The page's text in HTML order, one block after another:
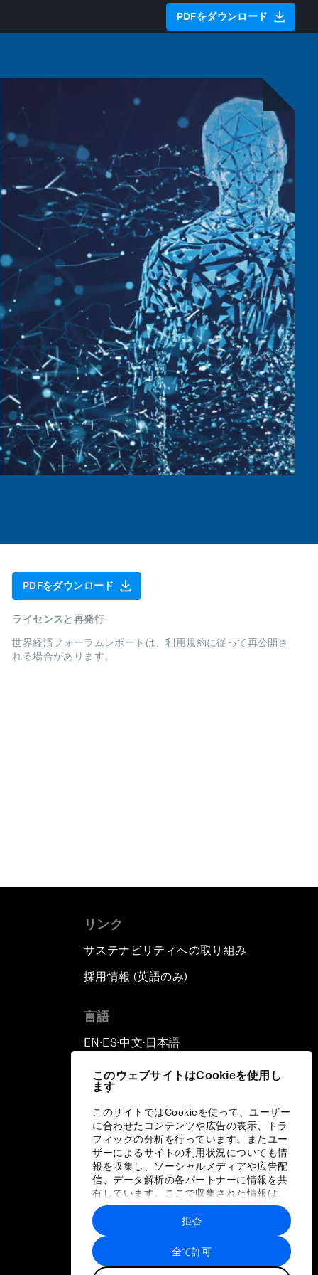
このウェブサイトはCookieを使用し
ます
このサイトではCookieを使って、ユーザー
に合わせたコンテンツや広告の表示、トラ
フィックの分析を行っています。またユー
ザーによるサイトの利用状況についても情
報を収集し、ソーシャルメディアや広告配
信、データ解析の各パートナーに情報を共
有しています。ここで収集された情報は、
ユーザーが各パートナーに提供した他の情
報や各パートナーのサービスを使用した際
に収集された情報と組み合わされ、各パー
トナーによって使用されることがありま
す。
全て許可
拒否
PDFをダウンロード
PDFをダウンロード
ライセンスと再発行
世界経済フォーラムレポートは、利用規約に従って再公開さ
れる場合があります。
リンク
サステナビリティへの取り組み
採用情報 (英語のみ)
言語
EN ▪ ES▪中文▪ 日本語